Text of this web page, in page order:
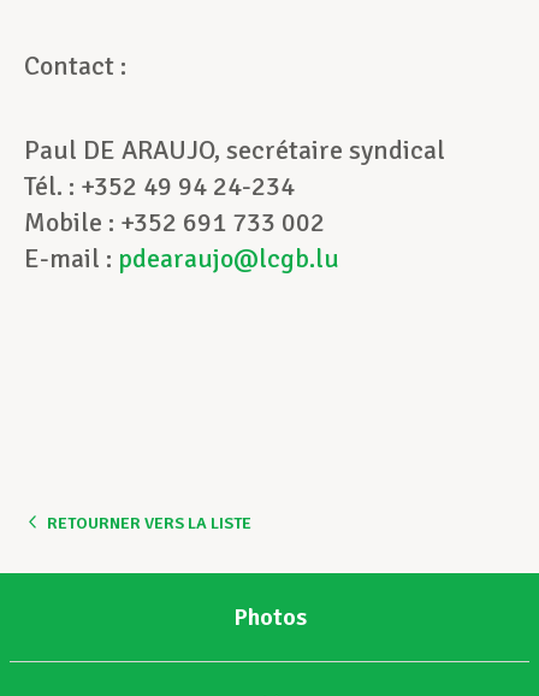
Contact :
Paul DE ARAUJO, secrétaire syndical
Tél. : +352 49 94 24-234
Mobile : +352 691 733 002
E-mail : pdearaujo@lcgb.lu
RETOURNER VERS LA LISTE
Photos